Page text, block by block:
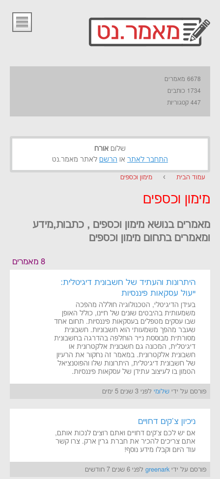
שלום אורח
התחבר לאתר או הרשם לאתר מאמר.נט
6678 מאמרים
1734 כותבים
447 קטגוריות
עמוד הבית › מימון וכספים
מימון וכספים
מאמרים בנושא מימון וכספים , כתבות,מידע
ומאמרים בתחום מימון וכספים
8 מאמרים
היתרונות והעתיד של חשבונית דיגיטלית:
ייעול עסקאות פיננסיות
בעידן הדיגיטלי, הטכנולוגיה חוללה מהפכה
משמעותית בהיבטים שונים של חיינו, כולל האופן
שבו עסקים מטפלים בעסקאות פיננסיות. תחום אחד
שעבר מהפך משמעותי הוא חשבוניות. חשבונית
מסורתית מבוססת נייר הוחלפה בהדרגה בחשבונית
דיגיטלית, המכונה גם חשבונית אלקטרונית או
חשבונית אלקטרונית. במאמר זה נחקור את הרעיון
של חשבונית דיגיטלית, היתרונות שלו והפוטנציאל
הטמון בו לעיצוב עתידן של עסקאות פיננסיות.
פורסם על ידי שלומי לפני 3 שנים 5 ימים
ניכיון צ'קים דחויים
אם יש לכם צ'קים דחויים ואתם רוצים לנכות אותם,
אתם צריכים להכיר את חברת גרין ארק. צרו קשר
עוד היום וקבלו מידע נוסף!
פורסם על ידיgreenark לפני 6 שנים 7 חודשים